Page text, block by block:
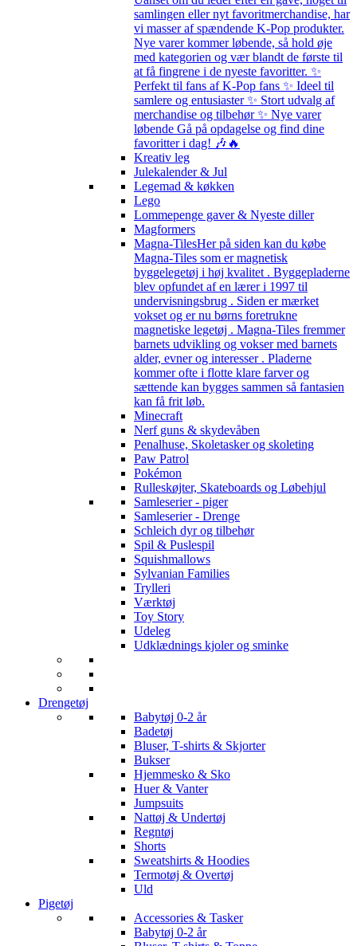
samlingen eller nyt favoritmerchandise, har
vi masser af spændende K-Pop produkter.
Nye varer kommer løbende, så hold øje
med kategorien og vær blandt de første til
at få fingrene i de nyeste favoritter. ✨
Perfekt til fans af K-Pop fans ✨ Ideel til
samlere og entusiaster ✨ Stort udvalg af
merchandise og tilbehør ✨ Nye varer
løbende Gå på opdagelse og find dine
favoritter i dag! 🎶🔥
Kreativ leg
Julekalender & Jul
Legemad & køkken
Lego
Lommepenge gaver & Nyeste diller
Magformers
Magna-TilesHer på siden kan du købe
Magna-Tiles som er magnetisk
byggelegetøj i høj kvalitet . Byggepladerne
blev opfundet af en lærer i 1997 til
undervisningsbrug . Siden er mærket
vokset og er nu børns foretrukne
magnetiske legetøj . Magna-Tiles fremmer
barnets udvikling og vokser med barnets
alder, evner og interesser . Pladerne
kommer ofte i flotte klare farver og
sættende kan bygges sammen så fantasien
kan få frit løb.
Minecraft
Nerf guns & skydevåben
Penalhuse, Skoletasker og skoleting
Paw Patrol
Pokémon
Rulleskøjter, Skateboards og Løbehjul
Samleserier - piger
Samleserier - Drenge
Schleich dyr og tilbehør
Spil & Puslespil
Squishmallows
Sylvanian Families
Trylleri
Værktøj
Toy Story
Udeleg
Udklædnings kjoler og sminke
Drengetøj
Babytøj 0-2 år
Badetøj
Bluser, T-shirts & Skjorter
Bukser
Hjemmesko & Sko
Huer & Vanter
Jumpsuits
Nattøj & Undertøj
Regntøj
Shorts
Sweatshirts & Hoodies
Termotøj & Overtøj
Uld
Pigetøj
Accessories & Tasker
Babytøj 0-2 år